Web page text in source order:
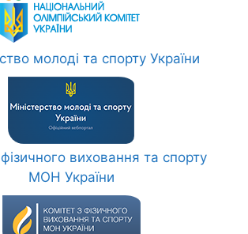
молоді та спорту України
виховання та спорту
МОН України